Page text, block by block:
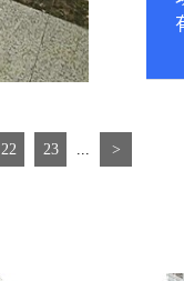
22 23 ... >